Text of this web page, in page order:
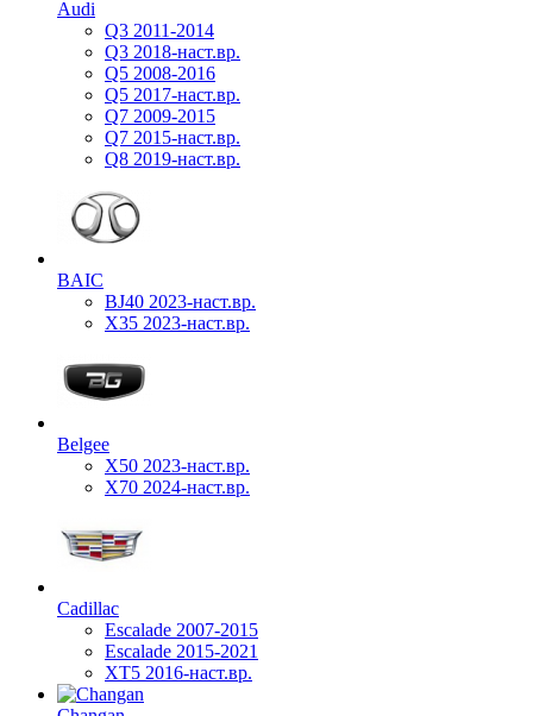
Audi
Q3 2011-2014
Q3 2018-наст.вр.
Q5 2008-2016
Q5 2017-наст.вр.
Q7 2009-2015
Q7 2015-наст.вр.
Q8 2019-наст.вр.
BAIC
BJ40 2023-наст.вр.
X35 2023-наст.вр.
Belgee
X50 2023-наст.вр.
X70 2024-наст.вр.
Cadillac
Escalade 2007-2015
Escalade 2015-2021
XT5 2016-наст.вр.